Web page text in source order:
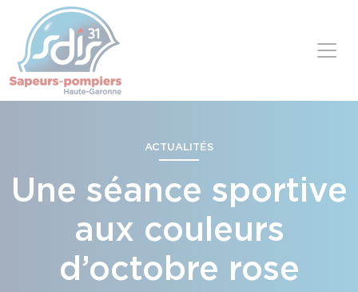
ACTUALITÉS
Une séance sportive
aux couleurs
d’octobre rose
Panneau de gestion des cookies